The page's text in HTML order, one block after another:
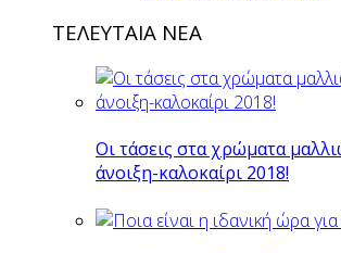
ΤΕΛΕΥΤΑΙΑ ΝΕΑ
Οι τάσεις στα χρώματα
άνοιξη-καλοκαίρι 2018!